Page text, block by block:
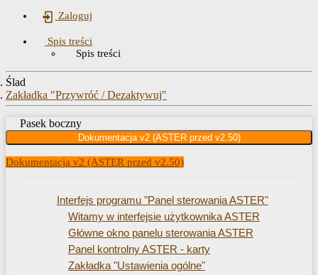
Zaloguj
Spis treści
Spis treści
Ślad
Zakładka "Przywróć / Dezaktywuj"
Pasek boczny
Dokumentacja v2 (ASTER przed v2.50)
Dokumentacja v2 (ASTER przed v2.50)
Interfejs programu "Panel sterowania ASTER"
Witamy w interfejsie użytkownika ASTER
Główne okno panelu sterowania ASTER
Panel kontrolny ASTER - karty
Zakładka "Ustawienia ogólne"